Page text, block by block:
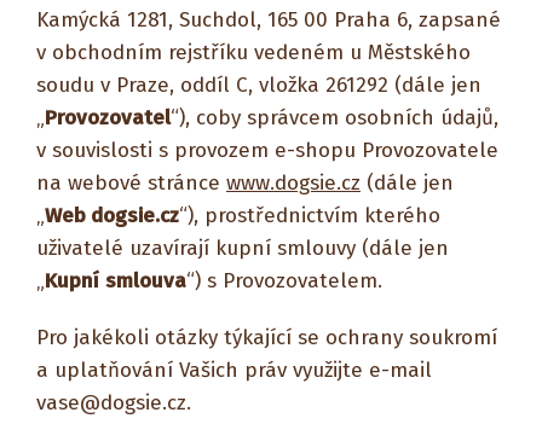
Kamýcká 1281, Suchdol, 165 00 Praha 6, zapsané
v obchodním rejstříku vedeném u Městského
soudu v Praze, oddíl C, vložka 261292 (dále jen
„Provozovatel“), coby správcem osobních údajů,
v souvislosti s provozem e-shopu Provozovatele
na webové stránce www.dogsie.cz (dále jen
„Web dogsie.cz“), prostřednictvím kterého
uživatelé uzavírají kupní smlouvy (dále jen
„Kupní smlouva“) s Provozovatelem.
Pro jakékoli otázky týkající se ochrany soukromí
a uplatňování Vašich práv využijte e-mail
vase@dogsie.cz.